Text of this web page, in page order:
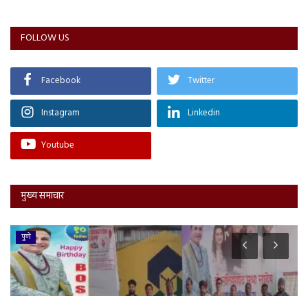
FOLLOW US
Facebook Twitter
Instagram Linkedin
Youtube
मुख्य समाचार
पुणे